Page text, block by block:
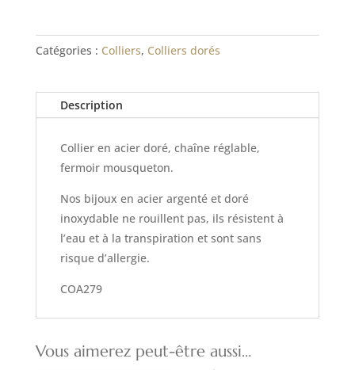
Narooma
Catégories : Colliers, Colliers dorés
Description
Collier en acier doré, chaîne réglable,
fermoir mousqueton.
Nos bijoux en acier argenté et doré
inoxydable ne rouillent pas, ils résistent à
l’eau et à la transpiration et sont sans
risque d’allergie.
COA279
Vous aimerez peut-être aussi…